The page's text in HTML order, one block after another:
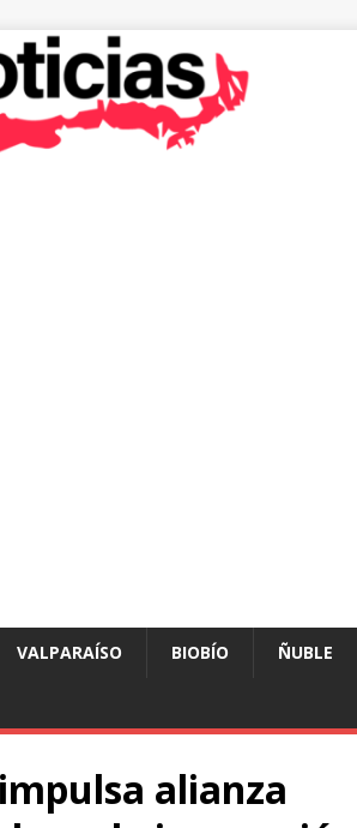
VALPARAÍSO BIOBÍO ÑUBLE
alianza